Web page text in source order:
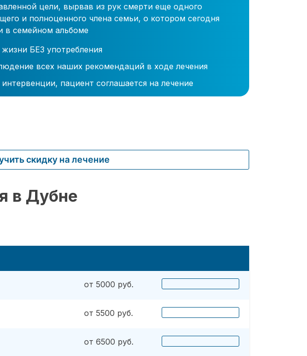
цели, вырвав из рук смерти еще одного
и полноценного члена семьи, о котором сегодня
в семейном альбоме
БЕЗ употребления
всех наших рекомендаций в ходе лечения
пациент соглашается на лечение
скидку на лечение
в Дубне
от 5000 руб.
от 5500 руб.
от 6500 руб.